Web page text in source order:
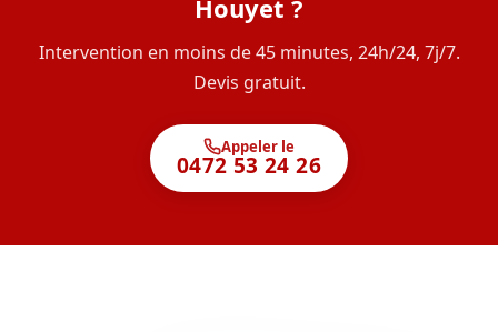
Houyet ?
Intervention en moins de 45 minutes, 24h/24, 7j/7.
Devis gratuit.
Appeler le
0472 53 24 26